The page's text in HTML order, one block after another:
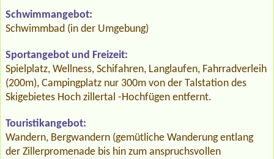
Schwimmangebot:
Schwimmbad (in der Umgebung)
Sportangebot und Freizeit:
Spielplatz, Wellness, Schifahren, Langlaufen, Fahrradverleih
(200m), Campingplatz nur 300m von der Talstation des
Skigebietes Hoch zillertal -Hochfügen entfernt.
Touristikangebot:
Wandern, Bergwandern (gemütliche Wanderung entlang
der Zillerpromenade bis hin zum anspruchsvollen